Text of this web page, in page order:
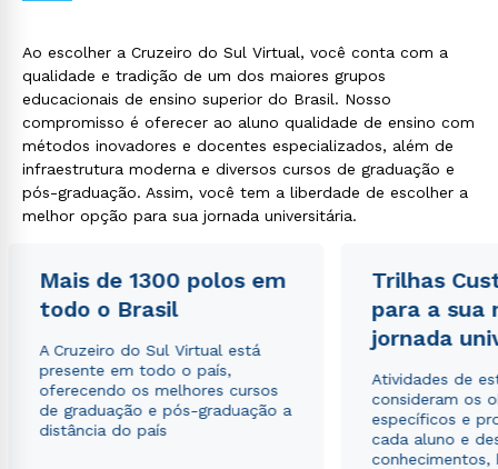
Ao escolher a Cruzeiro do Sul Virtual, você conta com a
qualidade e tradição de um dos maiores grupos
educacionais de ensino superior do Brasil. Nosso
compromisso é oferecer ao aluno qualidade de ensino com
métodos inovadores e docentes especializados, além de
infraestrutura moderna e diversos cursos de graduação e
pós-graduação. Assim, você tem a liberdade de escolher a
melhor opção para sua jornada universitária.
Mais de 1300 polos em
todo o Brasil
A Cruzeiro do Sul Virtual está
presente em todo o país,
oferecendo os melhores cursos
de graduação e pós-graduação a
distância do país
Trilhas
para a sua
jornada
Atividades de
consideram os
específicos e
cada aluno e
conhecimentos,